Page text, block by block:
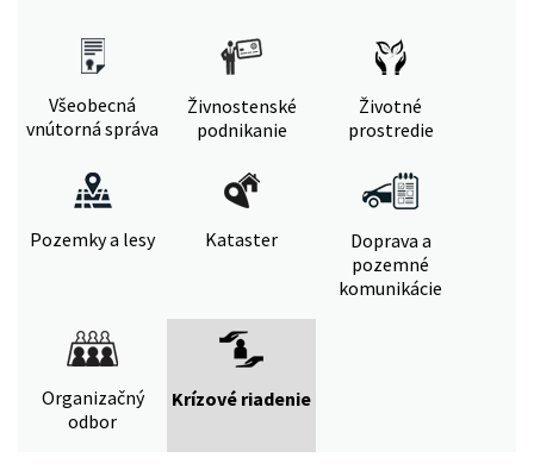
Všeobecná
vnútorná správa
Živnostenské
podnikanie
Životné
prostredie
Pozemky a lesy Kataster
Doprava a
pozemné
komunikácie
Organizačný
odbor
Krízové riadenie